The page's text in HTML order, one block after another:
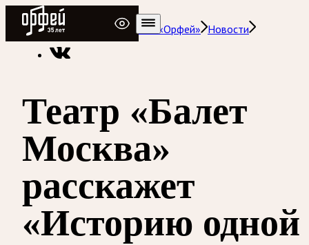
Радио Орфей
Радио классической музыки «Орфей» Новости
Театр «Балет
Москва»
расскажет
«Историю одной